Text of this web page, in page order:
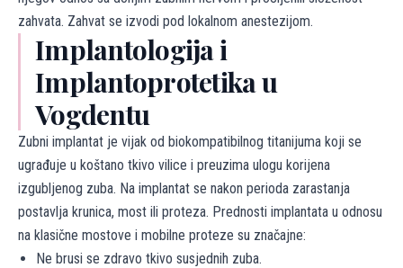
zahvata. Zahvat se izvodi pod lokalnom anestezijom.
Implantologija i
Implantoprotetika u
Vogdentu
Zubni implantat je vijak od biokompatibilnog titanijuma koji se
ugrađuje u koštano tkivo vilice i preuzima ulogu korijena
izgubljenog zuba. Na implantat se nakon perioda zarastanja
postavlja krunica, most ili proteza. Prednosti implantata u odnosu
na klasične mostove i mobilne proteze su značajne:
Ne brusi se zdravo tkivo susjednih zuba.